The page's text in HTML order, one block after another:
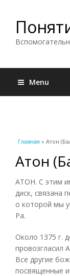
Menu
Вы здесь
Главная » Атон
Атон
АТОН. С этим
диск, связана
о которой мы
Ра.
Около 1375 г.
провозгласил
Все другие
посвященные